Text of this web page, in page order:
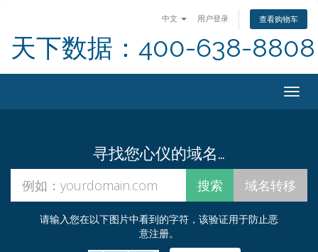
中文 用户登录 查看购物车
天下数据：400-638-8808
寻找您心仪的域名…
请输入您在以下图片中看到的字符，该验证用于防止恶
意注册。